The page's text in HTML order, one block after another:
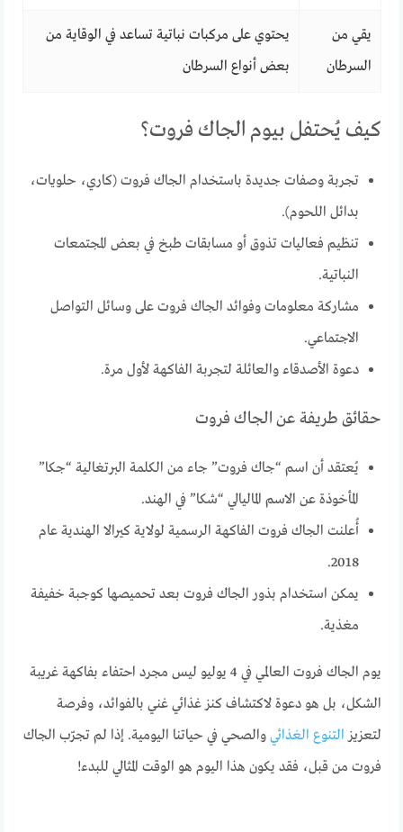
يقي من
السرطان
يحتوي على مركبات نباتية تساعد في الوقاية من
بعض أنواع السرطان
كيف يُحتفل بيوم الجاك فروت؟
تجربة وصفات جديدة باستخدام الجاك فروت (كاري، حلويات،
بدائل اللحوم).
تنظيم فعاليات تذوق أو مسابقات طبخ في بعض المجتمعات
النباتية.
مشاركة معلومات وفوائد الجاك فروت على وسائل التواصل
الاجتماعي.
دعوة الأصدقاء والعائلة لتجربة الفاكهة لأول مرة.
حقائق طريفة عن الجاك فروت
يُعتقد أن اسم “جاك فروت” جاء من الكلمة البرتغالية “جكا”
المأخوذة عن الاسم الماليالي “شكا” في الهند.
أُعلنت الجاك فروت الفاكهة الرسمية لولاية كيرالا الهندية عام
2018.
يمكن استخدام بذور الجاك فروت بعد تحميصها كوجبة خفيفة
مغذية.
يوم الجاك فروت العالمي في 4 يوليو ليس مجرد احتفاء بفاكهة غريبة
الشكل، بل هو دعوة لاكتشاف كنز غذائي غني بالفوائد، وفرصة
لتعزيز التنوع الغذائي والصحي في حياتنا اليومية. إذا لم تجرّب الجاك
فروت من قبل، فقد يكون هذا اليوم هو الوقت المثالي للبدء!